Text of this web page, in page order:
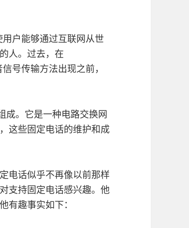
户能够通过互联网从世
人。过去，在
号传输方法出现之前，
成。它是一种电路交换网
这些固定电话的维护和成
电话似乎不再像以前那样
支持固定电话感兴趣。他
有趣事实如下：